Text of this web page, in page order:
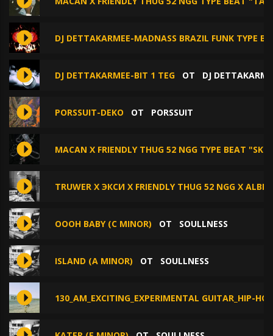
DJ DETTAKARMEE-MADNASS BRAZIL FUNK TYPE
DJ DETTAKARMEE-BIT 1 TEG ОТ DJ
PORSSUIT-DEKO ОТ PORSSUIT
MACAN X FRIENDLY THUG 52 NGG TYPE BEAT "SKII"
TRUWER X ЭКСИ X FRIENDLY THUG 52 NGG X
OOOH BABY (C MINOR) ОТ SOULLNESS
ISLAND (A MINOR) ОТ SOULLNESS
130_AM_EXCITING_EXPERIMENTAL GUITAR_HIP-